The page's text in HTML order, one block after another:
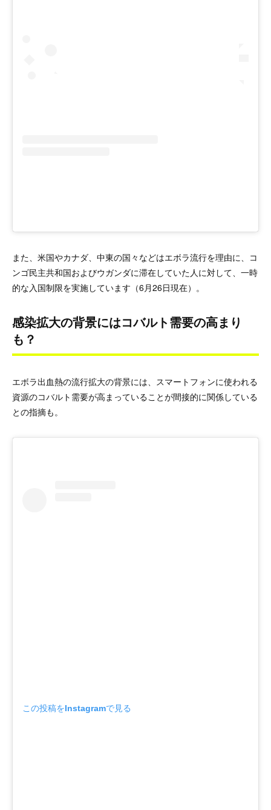
また、米国やカナダ、中東の国々などはエボラ流行を理由に、コ
ンゴ民主共和国およびウガンダに滞在していた人に対して、一時
的な入国制限を実施しています（6月26日現在）。
感染拡大の背景にはコバルト需要の高まり
も？
エボラ出血熱の流行拡大の背景には、スマートフォンに使われる
資源のコバルト需要が高まっていることが間接的に関係している
との指摘も。
この投稿をInstagramで見る